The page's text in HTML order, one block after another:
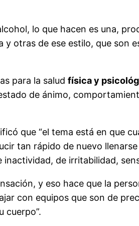
lo que hacen es una,
otras de ese estilo, que son
para la salud física y
de ánimo,
que “el tema está en que
tan rápido de nuevo
de irritabilidad,
y eso hace que la
con equipos que son de
cuerpo”.